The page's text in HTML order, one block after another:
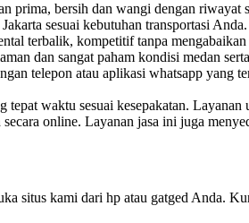
prima, bersih dan wangi dengan riwayat
sesuai kebutuhan transportasi Anda.
terbalik, kompetitif tanpa mengabaikan
dan sangat paham kondisi medan
telepon atau aplikasi whatsapp yang
waktu sesuai kesepakatan.
online. Layanan jasa ini juga
situs kami dari hp atau gatged Anda.